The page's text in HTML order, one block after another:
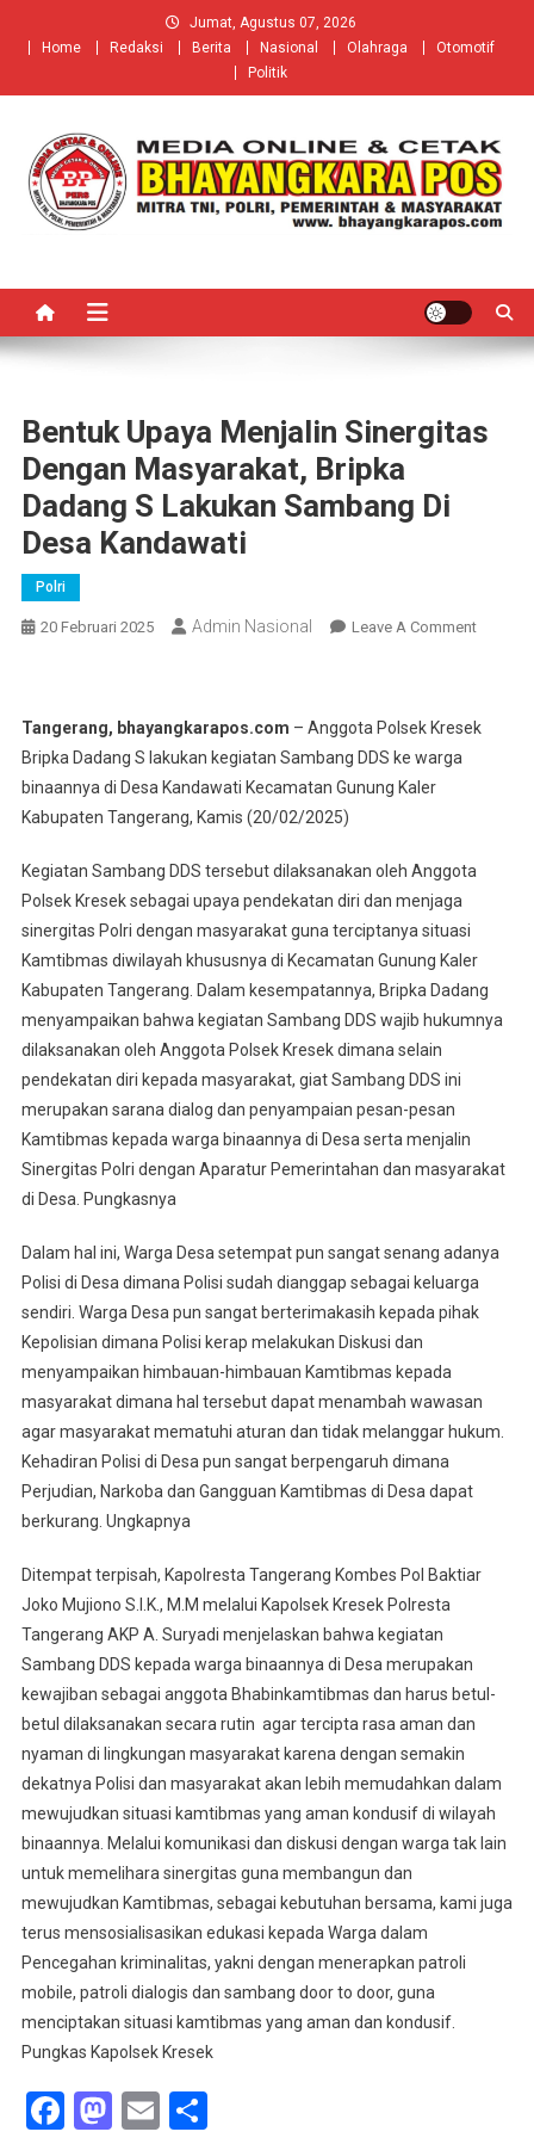
Jumat, Agustus 07, 2026
Home
Redaksi Berita Nasional Olahraga
Otomotif
Politik
Bentuk Upaya Menjalin Sinergitas
Dengan Masyarakat, Bripka
Dadang S Lakukan Sambang Di
Desa Kandawati
Polri
20 Februari 2025 Admin Nasional Leave A CommentOn
S
Di
Desa
Tangerang, bhayangkarapos.com – Anggota Polsek Kresek
Bripka Dadang S lakukan kegiatan Sambang DDS ke warga
binaannya di Desa Kandawati Kecamatan Gunung Kaler
Kabupaten Tangerang, Kamis (20/02/2025)
Kegiatan Sambang DDS tersebut dilaksanakan oleh Anggota
Polsek Kresek sebagai upaya pendekatan diri dan menjaga
sinergitas Polri dengan masyarakat guna terciptanya situasi
Kamtibmas diwilayah khususnya di Kecamatan Gunung Kaler
Kabupaten Tangerang. Dalam kesempatannya, Bripka Dadang
menyampaikan bahwa kegiatan Sambang DDS wajib hukumnya
dilaksanakan oleh Anggota Polsek Kresek dimana selain
pendekatan diri kepada masyarakat, giat Sambang DDS ini
merupakan sarana dialog dan penyampaian pesan-pesan
Kamtibmas kepada warga binaannya di Desa serta menjalin
Sinergitas Polri dengan Aparatur Pemerintahan dan masyarakat
di Desa. Pungkasnya
Dalam hal ini, Warga Desa setempat pun sangat senang adanya
Polisi di Desa dimana Polisi sudah dianggap sebagai keluarga
sendiri. Warga Desa pun sangat berterimakasih kepada pihak
Kepolisian dimana Polisi kerap melakukan Diskusi dan
menyampaikan himbauan-himbauan Kamtibmas kepada
masyarakat dimana hal tersebut dapat menambah wawasan
agar masyarakat mematuhi aturan dan tidak melanggar hukum.
Kehadiran Polisi di Desa pun sangat berpengaruh dimana
Perjudian, Narkoba dan Gangguan Kamtibmas di Desa dapat
berkurang. Ungkapnya
Ditempat terpisah, Kapolresta Tangerang Kombes Pol Baktiar
Joko Mujiono S.I.K., M.M melalui Kapolsek Kresek Polresta
Tangerang AKP A. Suryadi menjelaskan bahwa kegiatan
Sambang DDS kepada warga binaannya di Desa merupakan
kewajiban sebagai anggota Bhabinkamtibmas dan harus betul-
betul dilaksanakan secara rutin agar tercipta rasa aman dan
nyaman di lingkungan masyarakat karena dengan semakin
dekatnya Polisi dan masyarakat akan lebih memudahkan dalam
mewujudkan situasi kamtibmas yang aman kondusif di wilayah
binaannya. Melalui komunikasi dan diskusi dengan warga tak lain
untuk memelihara sinergitas guna membangun dan
mewujudkan Kamtibmas, sebagai kebutuhan bersama, kami juga
terus mensosialisasikan edukasi kepada Warga dalam
Pencegahan kriminalitas, yakni dengan menerapkan patroli
mobile, patroli dialogis dan sambang door to door, guna
menciptakan situasi kamtibmas yang aman dan kondusif.
Pungkas Kapolsek Kresek
Facebook
Mastodon
Email